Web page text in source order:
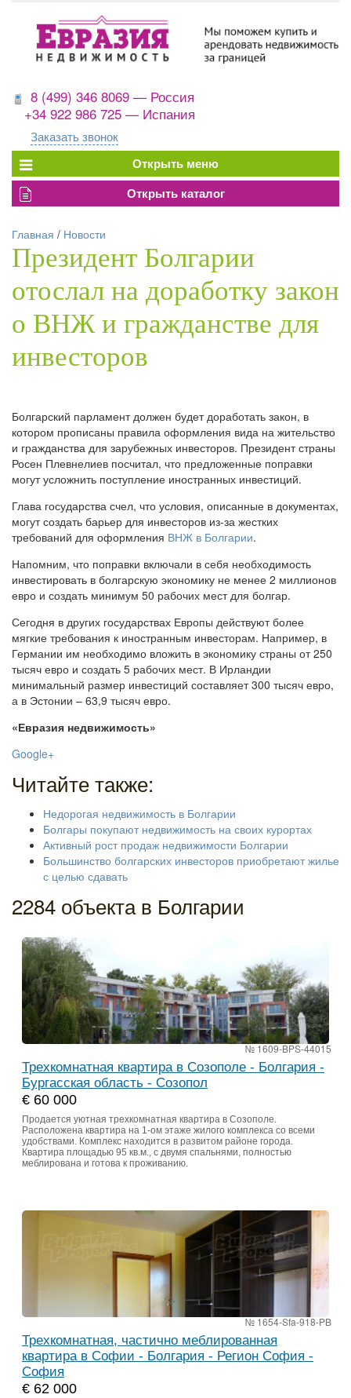
8 (499) 346 8069 — Россия
+34 922 986 725 — Испания
Заказать звонок
Главная / Новости
Президент Болгарии
отослал на доработку закон
о ВНЖ и гражданстве для
инвесторов
Болгарский парламент должен будет доработать закон, в
котором прописаны правила оформления вида на жительство
и гражданства для зарубежных инвесторов. Президент страны
Росен Плевнелиев посчитал, что предложенные поправки
могут усложнить поступление иностранных инвестиций.
Глава государства счел, что условия, описанные в документах,
могут создать барьер для инвесторов из-за жестких
требований для оформления ВНЖ в Болгарии.
Напомним, что поправки включали в себя необходимость
инвестировать в болгарскую экономику не менее 2 миллионов
евро и создать минимум 50 рабочих мест для болгар.
Сегодня в других государствах Европы действуют более
мягкие требования к иностранным инвесторам. Например, в
Германии им необходимо вложить в экономику страны от 250
тысяч евро и создать 5 рабочих мест. В Ирландии
минимальный размер инвестиций составляет 300 тысяч евро,
а в Эстонии – 63,9 тысяч евро.
«Евразия недвижимость»
Google+
Читайте также:
Недорогая недвижимость в Болгарии
Болгары покупают недвижимость на своих курортах
Активный рост продаж недвижимости Болгарии
Большинство болгарских инвесторов приобретают жилье
с целью сдавать
2284 объекта в Болгарии
№ 1609-BPS-44015
Трехкомнатная квартира в Созополе - Болгария -
Бургасская область - Созопол
€ 60 000
Продается уютная трехкомнатная квартира в Созополе.
Расположена квартира на 1-ом этаже жилого комплекса со всеми
удобствами. Комплекс находится в развитом районе города.
Квартира площадью 95 кв.м., с двумя спальнями, полностью
меблирована и готова к проживанию.
№ 1654-Sfa-918-PB
Трехкомнатная, частично меблированная
квартира в Софии - Болгария - Регион София -
София
€ 62 000